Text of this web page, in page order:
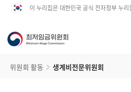
이 누리집은 대한민국 공식 전자정부 누리
위원회 활동 생계비전문위원회